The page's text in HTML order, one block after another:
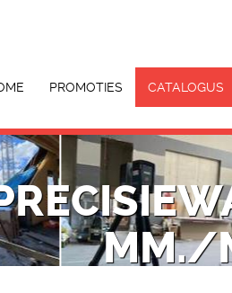
PROMOTIES CATALOGUS
MM./